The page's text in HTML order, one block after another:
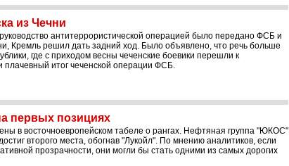
из Чечни
антитеррористической операцией было передано ФСБ и
Кремль решил дать задний ход. Было объявлено, что речь больше
где с приходом весны чеченские боевики перешли к
плачевный итог чеченской операции ФСБ.
первых позициях
в восточноевропейском табеле о рангах. Нефтяная группа "ЮКОС"
второго места, обогнав "Лукойл". По мнению аналитиков, если
прозрачности, они могли бы стать одними из самых дорогих